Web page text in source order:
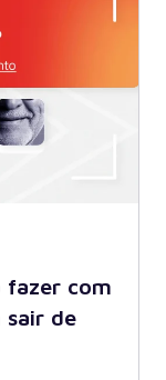
fazer com
sair de